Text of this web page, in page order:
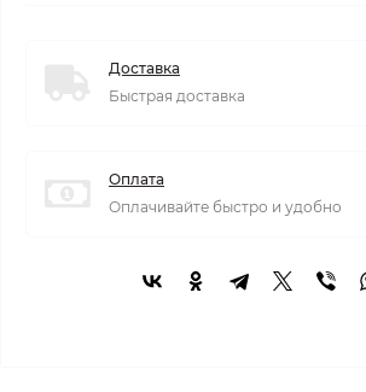
Доставка
Быстрая доставка
Оплата
Оплачивайте быстро и удобно